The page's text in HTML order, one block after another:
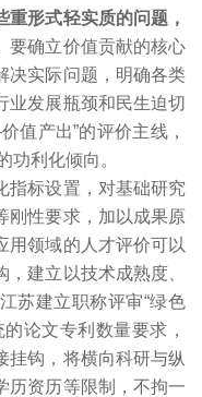
形式轻实质的问题，
要确立价值贡献的核心
决实际问题，明确各类
业发展瓶颈和民生迫切
值产出”的评价主线，
功利化倾向。
标设置，对基础研究
刚性要求，加以成果原
用领域的人才评价可以
建立以技术成熟度、
苏建立职称评审“绿色
论文专利数量要求，
挂钩，将横向科研与纵
历资历等限制，不拘一